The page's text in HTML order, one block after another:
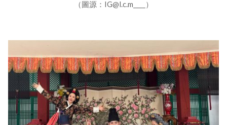
（圖源：IG@l.c.m____）